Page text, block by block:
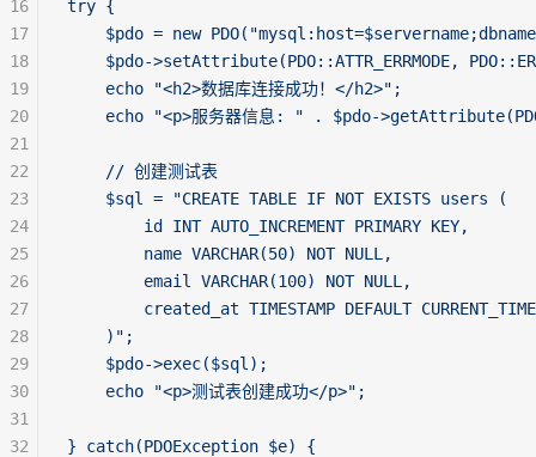
try {
$pdo = new
$pdo->setAttribute(PDO::ATTR_ERRMODE,
    echo "<h2>数据库连接成功！</h2>";
echo "<p>服务器信息: " . $pdo-
    // 创建测试表
    $sql = "CREATE TABLE IF NOT EXISTS users (
        id INT AUTO_INCREMENT PRIMARY KEY,
        name VARCHAR(50) NOT NULL,
        email VARCHAR(100) NOT NULL,
created_at TIMESTAMP DEFAULT
    )";
    $pdo->exec($sql);
    echo "<p>测试表创建成功</p>";
} catch(PDOException $e) {
16
17
18
19
20
21
22
23
24
25
26
27
28
29
30
31
32